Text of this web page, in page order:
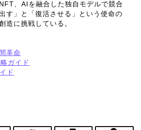
、AIを融合した独自モデルで競合
す」と「復活させる」という使命の
造に挑戦している。
革命
ガイド
ド